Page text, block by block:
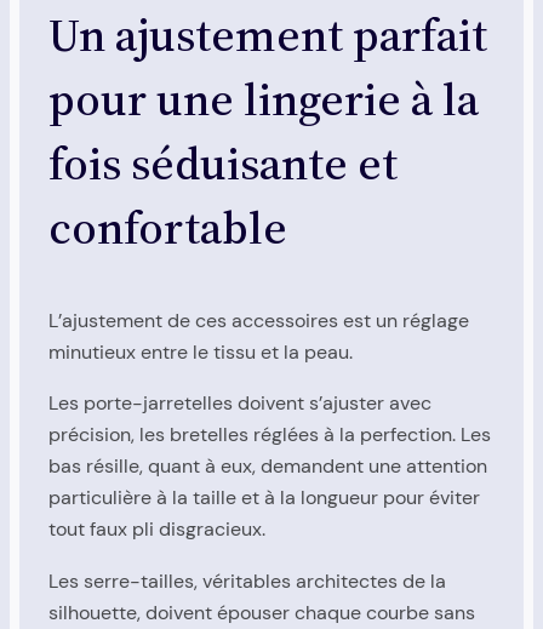
Un ajustement parfait
pour une lingerie à la
fois séduisante et
confortable
L’ajustement de ces accessoires est un réglage
minutieux entre le tissu et la peau.
Les porte-jarretelles doivent s’ajuster avec
précision, les bretelles réglées à la perfection. Les
bas résille, quant à eux, demandent une attention
particulière à la taille et à la longueur pour éviter
tout faux pli disgracieux.
Les serre-tailles, véritables architectes de la
silhouette, doivent épouser chaque courbe sans